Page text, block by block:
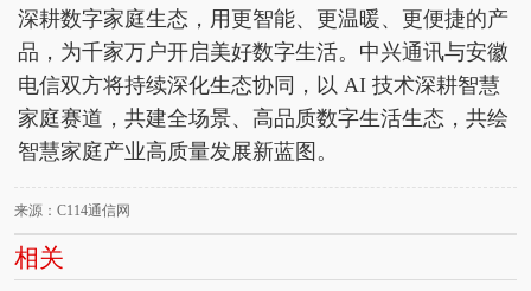
深耕数字家庭生态，用更智能、更温暖、更便捷的产
品，为千家万户开启美好数字生活。中兴通讯与安徽
电信双方将持续深化生态协同，以 AI 技术深耕智慧
家庭赛道，共建全场景、高品质数字生活生态，共绘
智慧家庭产业高质量发展新蓝图。
来源：C114通信网
相关